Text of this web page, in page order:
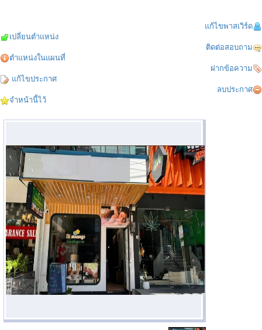
แก้ไขพาสเวิร์ด
เปลี่ยนตำแหน่ง
ติดต่อสอบถาม
ตำแหน่งในแผนที่
ฝากข้อความ
แก้ไขประกาศ
ลบประกาศ
จำหน้านี้ไว้